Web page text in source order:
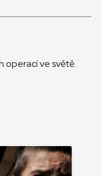
operací ve světě.